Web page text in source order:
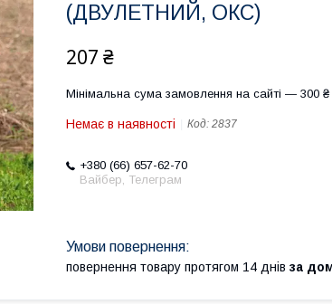
(ДВУЛЕТНИЙ, ОКС)
207 ₴
Мінімальна сума замовлення на сайті — 300 ₴
Немає в наявності Код: 2837
+380 (66) 657-62-70
Вайбер, Телеграм
повернення товару протягом 14 днів за